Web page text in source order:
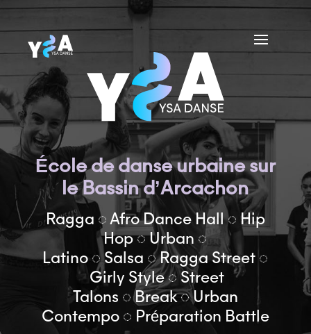
École de danse urbaine sur
le Bassin d’Arcachon
Ragga ◌ Afro Dance Hall ◌ Hip
Hop ◌ Urban ◌
Latino ◌ Salsa ◌ Ragga Street ◌
Girly Style ◌ Street
Talons ◌ Break ◌ Urban
Contempo ◌ Préparation Battle